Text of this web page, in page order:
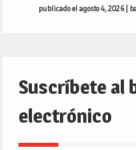
publicado el agosto 4, 2026|
Suscríbete al
electrónico